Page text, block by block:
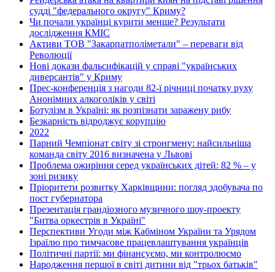
судді "федерального округу" Криму?
Чи почали українці курити менше? Результати
дослідження КМІС
Активи ТОВ "Закарпатполіметали" – переваги від
Революції
Нові докази фальсифікацій у справі "українських
диверсантів" у Криму
Прес-конференція з нагоди 82-ї річниці початку руху
Анонімних алкоголіків у світі
Ботулізм в Україні: як розпізнати заражену рибу
Безкарність відроджує корупцію
2022
Парний Чемпіонат світу зі стронгмену: найсильніша
команда світу 2016 визначена у Львові
Проблема ожиріння серед українських дітей: 82 % – у
зоні ризику
Пріоритети розвитку Харківщини: погляд здобувача по
пост губернатора
Презентація грандіозного музичного шоу-проекту
"Битва оркестрів в Україні"
Перспективи Угоди між Кабміном України та Урядом
Ізраїлю про тимчасове працевлаштування українців
Політичні партії: ми фінансуємо, ми контролюємо
Народження першої в світі дитини від "трьох батьків"